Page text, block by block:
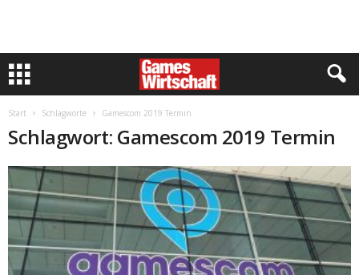
Start Schlagworte Gamescom 2019 Termin
Schlagwort: Gamescom 2019 Termin